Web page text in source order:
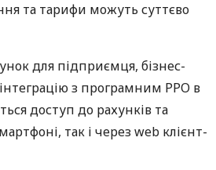
та тарифи можуть суттєво
для підприємця, бізнес-
з програмним РРО в
доступ до рахунків та
так і через web клієнт-